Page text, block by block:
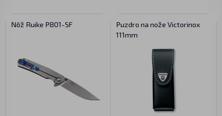
Nôž Ruike P801-SF
Puzdro na nože Victorinox
111mm